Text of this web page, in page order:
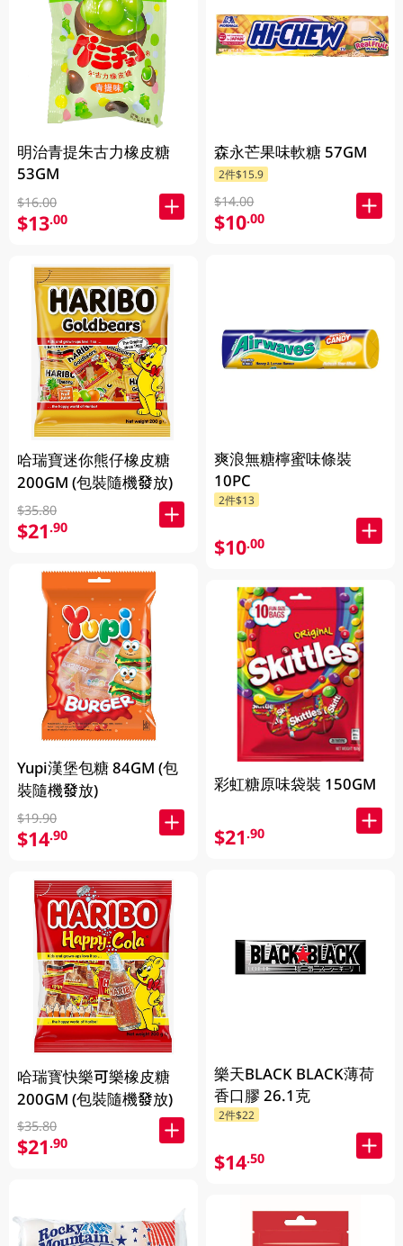
明治青提朱古力橡皮糖
53GM
$16.00
$13.00
哈瑞寶迷你熊仔橡皮糖
200GM (包裝隨機發放)
$35.80
$21.90
Yupi漢堡包糖 84GM (包
裝隨機發放)
$19.90
$14.90
哈瑞寳快樂可樂橡皮糖
200GM (包裝隨機發放)
$35.80
$21.90
森永芒果味軟糖 57GM
2件$15.9
$14.00
$10.00
爽浪無糖檸蜜味條裝
10PC
2件$13
$10.00
彩虹糖原味袋裝 150GM
$21.90
樂天BLACK BLACK薄荷
香口膠 26.1克
2件$22
$14.50